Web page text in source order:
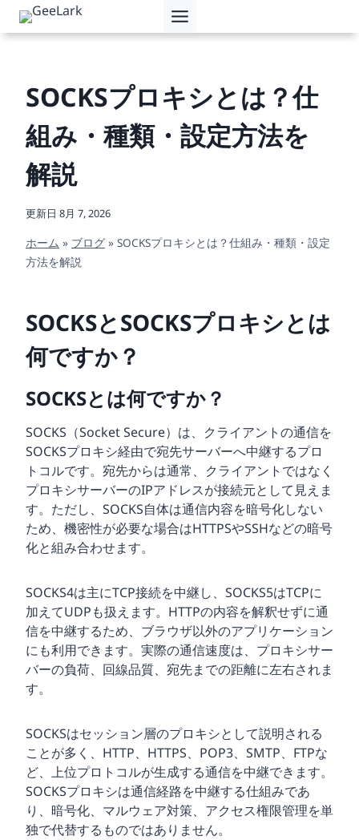
SOCKSプロキシとは？仕
組み・種類・設定方法を
解説
更新日 8月 7, 2026
ホーム » ブログ » SOCKSプロキシとは？仕組み・種類・設定
方法を解説
SOCKSとSOCKSプロキシとは
何ですか？
SOCKSとは何ですか？
SOCKS（Socket Secure）は、クライアントの通信を
SOCKSプロキシ経由で宛先サーバーへ中継するプロ
トコルです。宛先からは通常、クライアントではなく
プロキシサーバーのIPアドレスが接続元として見えま
す。ただし、SOCKS自体は通信内容を暗号化しない
ため、機密性が必要な場合はHTTPSやSSHなどの暗号
化と組み合わせます。
SOCKS4は主にTCP接続を中継し、SOCKS5はTCPに
加えてUDPも扱えます。HTTPの内容を解釈せずに通
信を中継するため、ブラウザ以外のアプリケーション
にも利用できます。実際の通信速度は、プロキシサー
バーの負荷、回線品質、宛先までの距離に左右されま
す。
SOCKSはセッション層のプロキシとして説明される
ことが多く、HTTP、HTTPS、POP3、SMTP、FTPな
ど、上位プロトコルが生成する通信を中継できます。
SOCKSプロキシは通信経路を中継する仕組みであ
り、暗号化、マルウェア対策、アクセス権限管理を単
独で代替するものではありません。